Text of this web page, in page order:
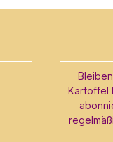
Kartoffel